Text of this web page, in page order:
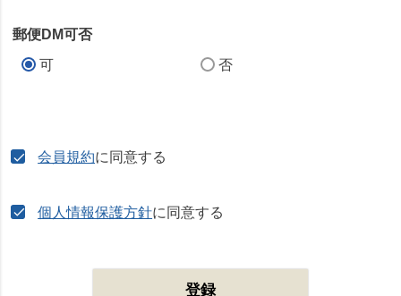
郵便DM可否
可
否
会員規約に同意する
個人情報保護方針に同意する
登録